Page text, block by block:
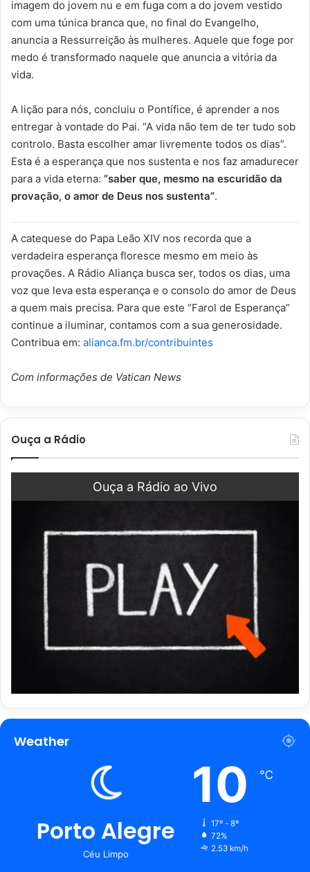
imagem do jovem nu e em fuga com a do jovem vestido
com uma túnica branca que, no final do Evangelho,
anuncia a Ressurreição às mulheres. Aquele que foge por
medo é transformado naquele que anuncia a vitória da
vida.
A lição para nós, concluiu o Pontífice, é aprender a nos
entregar à vontade do Pai. “A vida não tem de ter tudo sob
controlo. Basta escolher amar livremente todos os dias”.
Esta é a esperança que nos sustenta e nos faz amadurecer
para a vida eterna: “saber que, mesmo na escuridão da
provação, o amor de Deus nos sustenta”.
A catequese do Papa Leão XIV nos recorda que a
verdadeira esperança floresce mesmo em meio às
provações. A Rádio Aliança busca ser, todos os dias, uma
voz que leva esta esperança e o consolo do amor de Deus
a quem mais precisa. Para que este “Farol de Esperança”
continue a iluminar, contamos com a sua generosidade.
Contribua em: alianca.fm.br/contribuintes
Com informações de Vatican News
Ouça a Rádio
Ouça a Rádio ao Vivo
Weather
Porto Alegre
Céu Limpo
10 ℃
17º - 8º
72%
2.53 km/h